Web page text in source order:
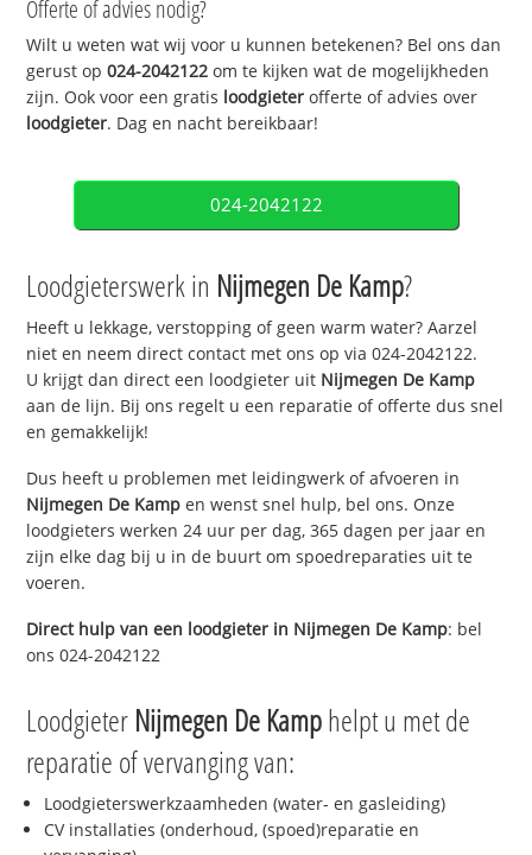
Offerte of advies nodig?
Wilt u weten wat wij voor u kunnen betekenen? Bel ons dan
gerust op024-2042122 om te kijken wat de mogelijkheden
zijn. Ook voor een gratis loodgieter offerte of advies over
loodgieter. Dag en nacht bereikbaar!
024-2042122
Loodgieterswerk in Nijmegen De Kamp?
Heeft u lekkage, verstopping of geen warm water? Aarzel
niet en neem direct contact met ons op via 024-2042122.
U krijgt dan direct een loodgieter uit Nijmegen De Kamp
aan de lijn. Bij ons regelt u een reparatie of offerte dus snel
en gemakkelijk!
Dus heeft u problemen met leidingwerk of afvoeren in
Nijmegen De Kamp en wenst snel hulp, bel ons. Onze
loodgieters werken 24 uur per dag, 365 dagen per jaar en
zijn elke dag bij u in de buurt om spoedreparaties uit te
voeren.
Direct hulp van een loodgieter in Nijmegen De Kamp: bel
ons 024-2042122
Loodgieter Nijmegen De Kamphelpt u met de
reparatie of vervanging van:
Loodgieterswerkzaamheden (water- en gasleiding)
CV installaties (onderhoud, (spoed)reparatie en